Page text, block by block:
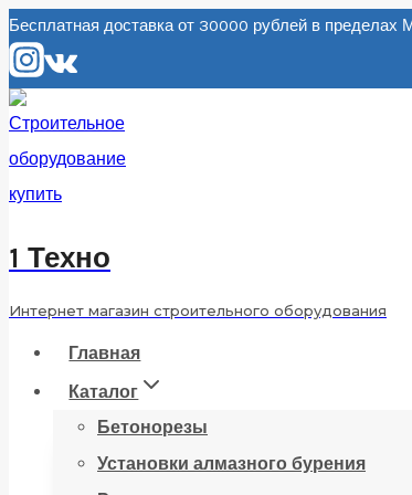
Перейти
к
содержанию
Бесплатная доставка от 30000 рублей в
1 Техно
Интернет магазин строительного оборудования
Главная
Каталог
Бетонорезы
Установки алмазного бурения